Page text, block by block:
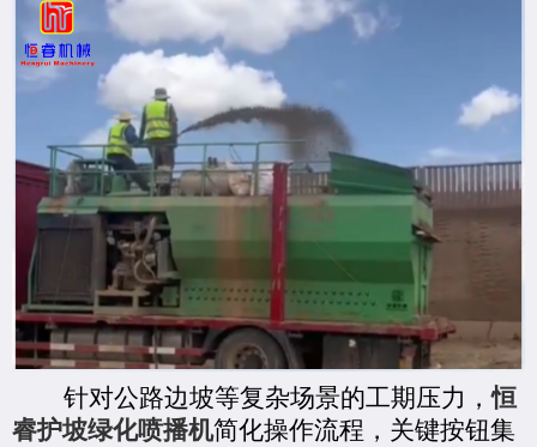
针对公路边坡等复杂场景的工期压力，恒
睿护坡绿化喷播机简化操作流程，关键按钮集